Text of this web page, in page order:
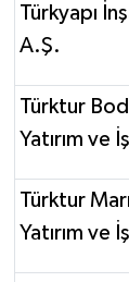
Türkyapı
A.Ş.
Türktur
Yatırım ve
Türktur
Yatırım ve